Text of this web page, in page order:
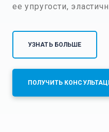
ее упругости,
УЗНАТЬ БОЛЬШЕ
ПОЛУЧИТЬ